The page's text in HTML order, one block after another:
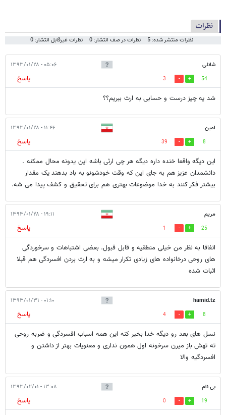
نظرات
نظرات منتشر شده: 5 نظرات در صف انتشار: 0 نظرات غیرقابل انتشار: 0
شانلی ۰۵:۰۶ - ۱۳۹۳/۰۱/۲۸
54
3
پاسخ
شد یه چیز درست و حسابی به ارث ببریم؟؟
امین ۱۱:۴۶ - ۱۳۹۳/۰۱/۲۸
8
39
پاسخ
این دیگه واقعا خنده داره دیگه هر چی ارثی باشه این یدونه محال ممکنه .
دانشمدان عزیز هم به جای این که وقت خودشونو به باد بدهند یک مقدار
بیشتر فکر کنند به خدا موضوعات بهتری هم برای تحقیق و کشف پیدا می شه.
مریم ۱۹:۱۱ - ۱۳۹۳/۰۱/۲۸
25
1
پاسخ
اتفاقا به نظر من خیلی منطقیه و قابل قبول. بعضی اشتباهات و سرخوردگی
های روحی درخانواده های زیادی تکرار میشه و به ارث بردن افسردگی هم قبلا
اثبات شده
hamid.tz ۰۱:۱۰ - ۱۳۹۳/۰۱/۳۱
8
4
پاسخ
نسل های بعد رو دیگه خدا بخیر کنه این همه اسباب افسردگی و ضربه روحی
ته تهش باز میرن سرخونه اول همون نداری و معنویات بهتر از داشتن و
افسردگیه والا
بی نام ۱۳:۰۸ - ۱۳۹۳/۰۲/۰۱
19
0
پاسخ